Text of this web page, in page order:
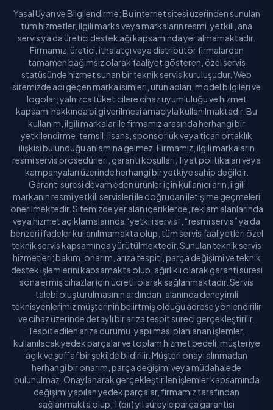
Yasal Uyarı ve Bilgilendirme: Bu internet sitesi üzerinden sunulan
tüm hizmetler, ilgili marka veya markaların resmi, yetkili, ana
servis ya da üretici destek ağı kapsamında yer almamaktadır.
Firmamız; üretici, ithalatçı veya distribütör firmalardan
tamamen bağımsız olarak faaliyet gösteren, özel servis
statüsünde hizmet sunan bir teknik servis kuruluşudur. Web
sitemizde adı geçen marka isimleri, ürün adları, model bilgileri ve
logolar; yalnızca tüketicilere cihaz uyumluluğu ve hizmet
kapsamı hakkında bilgi verilmesi amacıyla kullanılmaktadır. Bu
kullanım, ilgili markalar ile firmamız arasında herhangi bir
yetkilendirme, temsil, lisans, sponsorluk veya ticari ortaklık
ilişkisi bulunduğu anlamına gelmez. Firmamız, ilgili markaların
resmi servis prosedürleri, garanti koşulları, fiyat politikaları veya
kampanyaları üzerinde herhangi bir yetkiye sahip değildir.
Garanti süresi devam eden ürünler için kullanıcıların, ilgili
markanın resmi yetkili servisleri ile doğrudan iletişime geçmeleri
önerilmektedir. Sitemizde yer alan içeriklerde, reklam alanlarında
veya hizmet açıklamalarında “yetkili servis”, “resmi servis” ya da
benzeri ifadeler kullanılmamakta olup, tüm servis faaliyetleri özel
teknik servis kapsamında yürütülmektedir. Sunulan teknik servis
hizmetleri; bakım, onarım, arıza tespiti, parça değişimi ve teknik
destek işlemlerini kapsamakta olup, ağırlıklı olarak garanti süresi
sona ermiş cihazlar için ücretli olarak sağlanmaktadır. Servis
talebi oluşturulmasının ardından, alanında deneyimli
teknisyenlerimiz müşterinin belirtmiş olduğu adrese yönlendirilir
ve cihaz üzerinde detaylı bir arıza tespit süreci gerçekleştirilir.
Tespit edilen arıza durumu, yapılması planlanan işlemler,
kullanılacak yedek parçalar ve toplam hizmet bedeli, müşteriye
açık ve şeffaf bir şekilde bildirilir. Müşteri onayı alınmadan
herhangi bir onarım, parça değişimi veya müdahalede
bulunulmaz. Onaylanarak gerçekleştirilen işlemler kapsamında
değişimi yapılan yedek parçalar, firmamız tarafından
sağlanmakta olup, 1 (bir) yıl süreyle parça garantisi